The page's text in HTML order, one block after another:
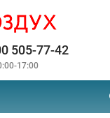
505-77-42
17:00